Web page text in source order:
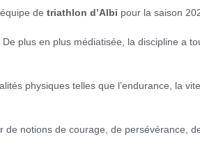
de triathlon d’Albi pour la saison
plus en plus médiatisée, la discipline a
physiques telles que l’endurance, la
notions de courage, de persévérance,